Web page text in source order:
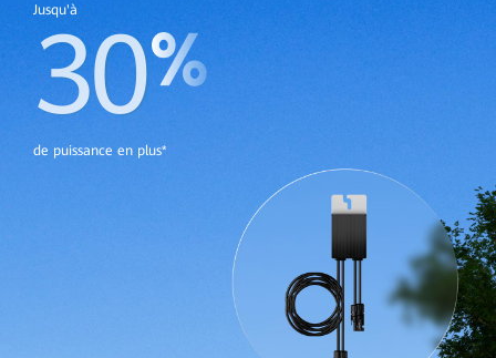
Jusqu'à
30
de puissance en plus*